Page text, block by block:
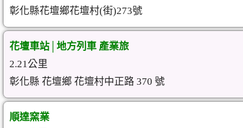
彰化縣花壇鄉花壇村(街)273號
花壇車站│地方列車 產業旅
2.21公里
彰化縣 花壇鄉 花壇村中正路 370 號
順達窯業